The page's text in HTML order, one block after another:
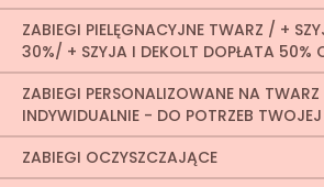
ZABIEGI PIELĘGNACYJNE TWARZ / +
30%/ + SZYJA I DEKOLT DOPŁATA 50%
ZABIEGI PERSONALIZOWANE NA
INDYWIDUALNIE - DO POTRZEB
ZABIEGI OCZYSZCZAJĄCE